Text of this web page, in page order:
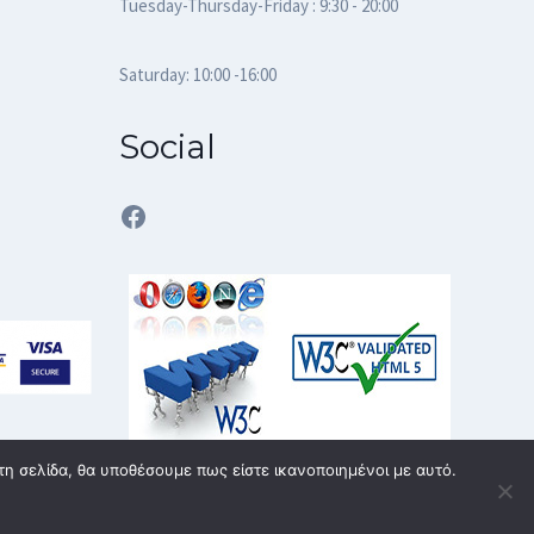
Tuesday-Thursday-Friday : 9:30 - 20:00
Saturday: 10:00 -16:00
Social
Facebook
σελίδα, θα υποθέσουμε πως είστε ικανοποιημένοι με αυτό.